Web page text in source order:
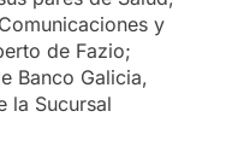
y
de Fazio;
Banco Galicia,
la Sucursal